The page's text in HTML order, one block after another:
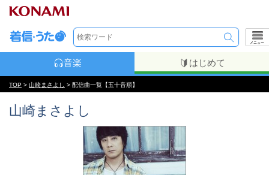
メニュー
音楽 はじめて
TOP > 山崎まさよし > 配信曲一覧【五十音順】
山崎まさよし